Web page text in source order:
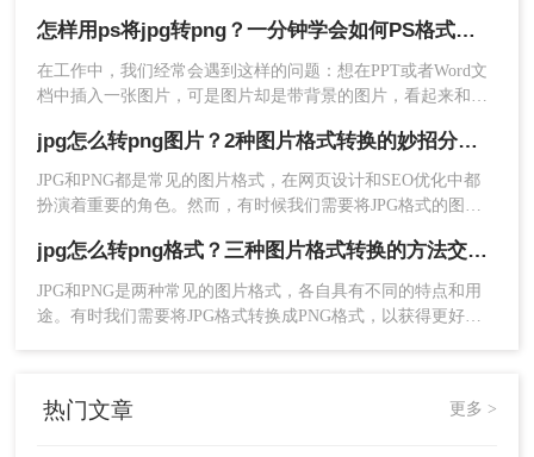
2、找到图片转换功能，然后选择图片转png，将你
要转换的jpg图片批量上传上去，然后点击开始转换
即可。
细介绍这一过程，教会您如何轻松地将JPG图片转换为PNG格
式。
怎样用ps将jpg转png？一分钟学会如何PS格式转换！
在工作中，我们经常会遇到这样的问题：想在PPT或者Word文
档中插入一张图片，可是图片却是带背景的图片，看起来和制
果更加美观，就需要把图片变成透明图，也就是把jpg的格式转
变成png的格式。那么，在PS中怎么把图片jpg的格式转变成png
的格式呢？下面一起看看吧。
jpg怎么转png图片？2种图片格式转换的妙招分享！
JPG和PNG都是常见的图片格式，在网页设计和SEO优化中都
扮演着重要的角色。然而，有时候我们需要将JPG格式的图片
果。本文将详细介绍jpg怎么转png图片，并探讨转换的优势和
注意事项。
jpg怎么转png格式？三种图片格式转换的方法交给你！
JPG和PNG是两种常见的图片格式，各自具有不同的特点和用
途。有时我们需要将JPG格式转换成PNG格式，以获得更好的
热门文章 更多 >